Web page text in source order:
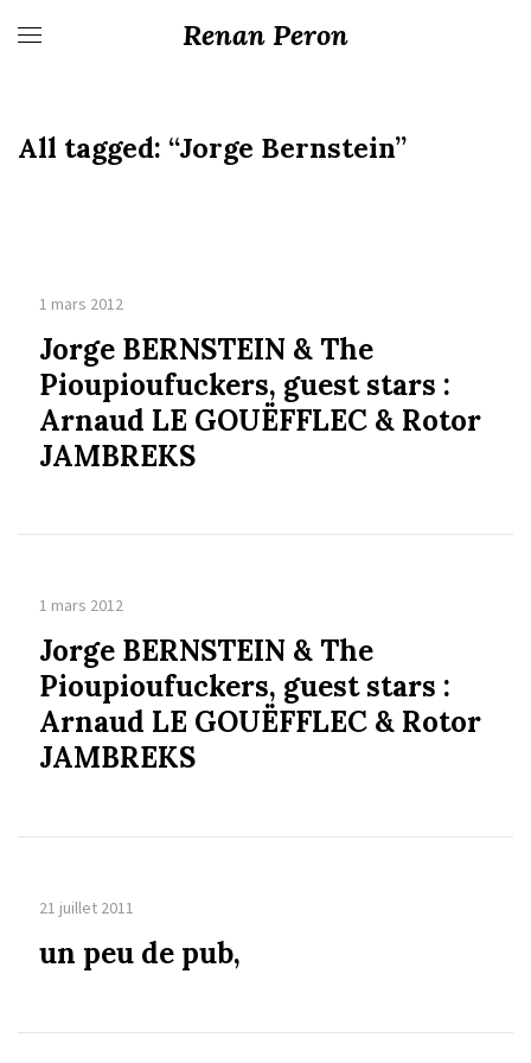
Renan Peron
All tagged: “Jorge Bernstein”
1 mars 2012
Jorge BERNSTEIN & The
Pioupioufuckers, guest stars :
Arnaud LE GOUËFFLEC & Rotor
JAMBREKS
1 mars 2012
Jorge BERNSTEIN & The
Pioupioufuckers, guest stars :
Arnaud LE GOUËFFLEC & Rotor
JAMBREKS
21 juillet 2011
un peu de pub,